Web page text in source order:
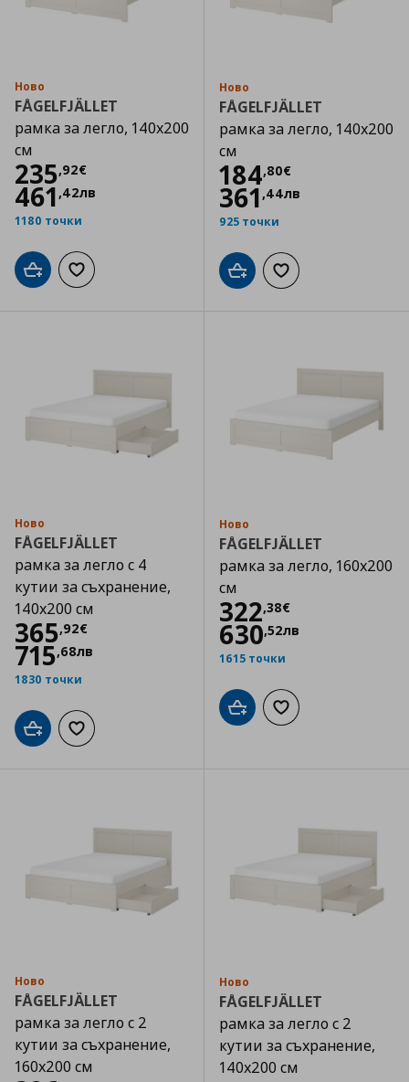
Ново
FÅGELFJÄLLET
рамка за легло, 140x200
см
235,92€
Цена
461 ,42лв
1180 точки
Добави в кошницата
Добави към списъка с любими
Ново
FÅGELFJÄLLET
рамка за легло, 140x200
см
184,80€
Цена
361 ,44лв
925 точки
Добави в кошницата
Добави към
Ново
FÅGELFJÄLLET
рамка за легло с 4
кутии за съхранение,
140x200 см
365,92€
Цена
715,68лв
1830 точки
Добави в кошницата
Добави към списъка с любими
Ново
FÅGELFJÄLLET
рамка за легло, 160x200
см
322,38€
Цена
630,52лв
1615 точки
Добави в кошницата
Добави към
Ново
FÅGELFJÄLLET
рамка за легло с 2
кутии за съхранение,
160x200 см
Ново
FÅGELFJÄLLET
рамка за легло с 2
кутии за съхранение,
140x200 см